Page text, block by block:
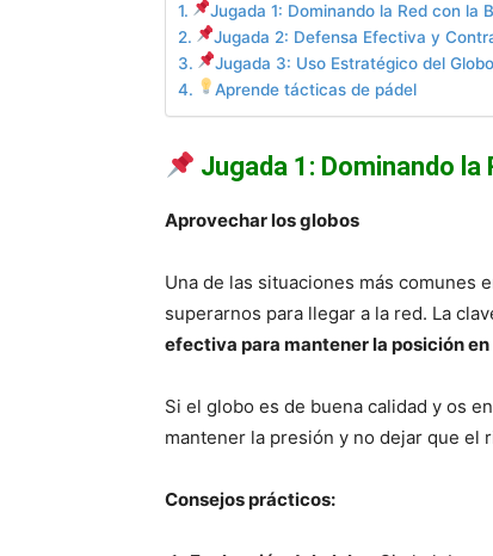
Jugada 1: Dominando la Red con la
Jugada 2: Defensa Efectiva y
Jugada 3: Uso Estratégico del Globo
Aprende tácticas de pádel
Jugada 1: Dominando la
Aprovechar los globos
Una de las situaciones más comunes
superarnos para llegar a la red. La
efectiva para mantener la posición en
Si el globo es de buena calidad y os
mantener la presión y no dejar que el
Consejos prácticos: